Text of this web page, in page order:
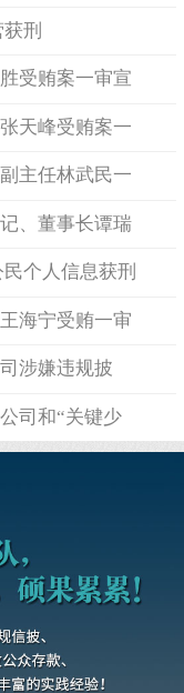
刑
受贿案一审宣
天峰受贿案一
主任林武民一
、董事长谭瑞
息案一审宣判
个人信息获刑
海宁受贿一审
涉嫌违规披
司和“关键少